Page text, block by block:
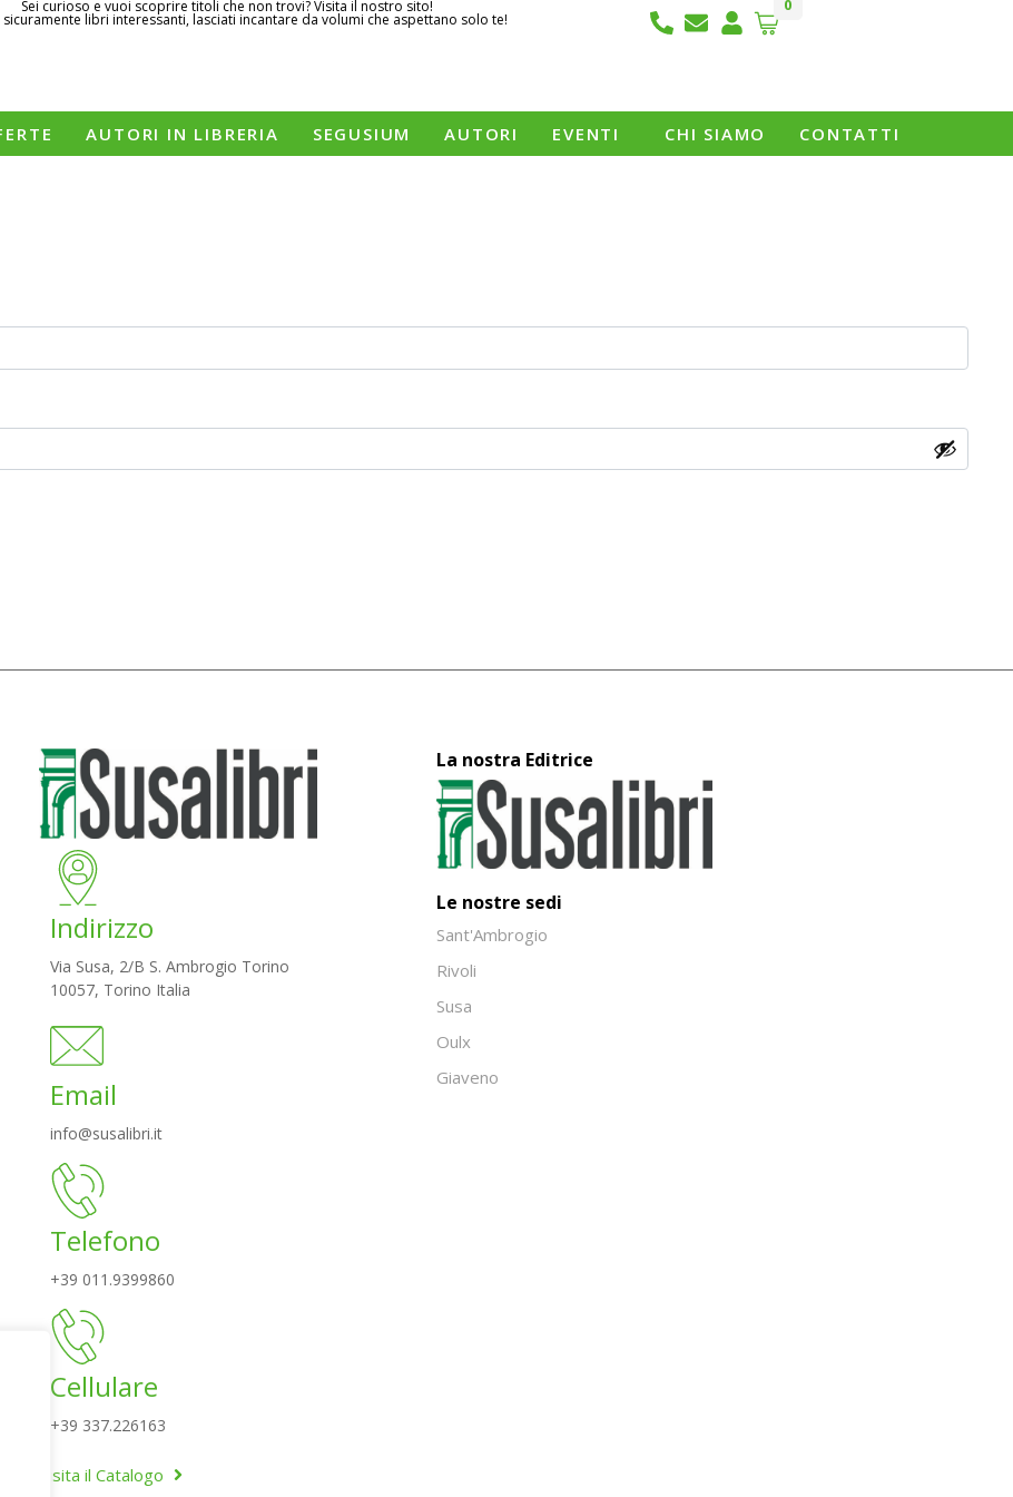
Sei curioso e vuoi scoprire titoli che non trovi? Visita il nostro sito!
libri interessanti, lasciati incantare da volumi che aspettano solo te!
0
AUTORI IN LIBRERIA SEGUSIUM AUTORI EVENTI CHI SIAMO CONTATTI
Indirizzo
Via Susa, 2/B S. Ambrogio Torino
10057, Torino Italia
Email
info@susalibri.it
Telefono
+39 011.9399860
Cellulare
+39 337.226163
Visita il Catalogo
La nostra Editrice
Le nostre sedi
Sant'Ambrogio
Rivoli
Susa
Oulx
Giaveno